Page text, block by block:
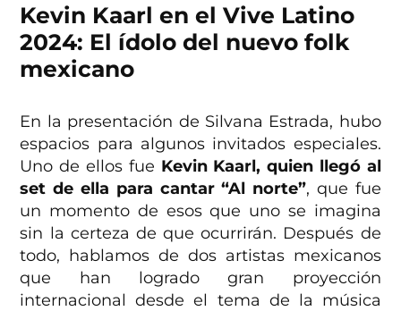
Kevin Kaarl en el Vive Latino
2024: El ídolo del nuevo folk
mexicano
En la presentación de Silvana Estrada, hubo
espacios para algunos invitados especiales.
Uno de ellos fue Kevin Kaarl, quien llegó al
set de ella para cantar “Al norte”, que fue
un momento de esos que uno se imagina
sin la certeza de que ocurrirán. Después de
todo, hablamos de dos artistas mexicanos
que han logrado gran proyección
internacional desde el tema de la música